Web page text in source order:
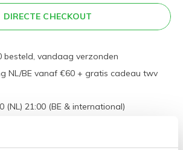
DIRECTE CHECKOUT
besteld, vandaag verzonden
NL/BE vanaf €60 + gratis cadeau twv
(NL) 21:00 (BE & international)
openen siliconen deksel
vrij